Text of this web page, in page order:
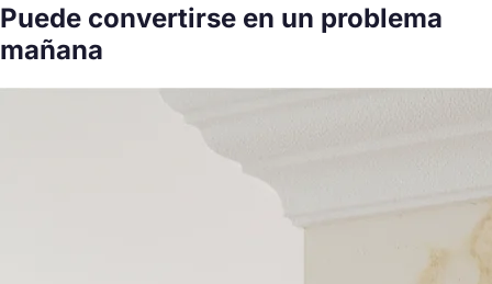
Puede convertirse en un problema
mañana